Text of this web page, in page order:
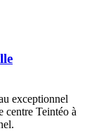
exceptionnel
centre Teintéo à